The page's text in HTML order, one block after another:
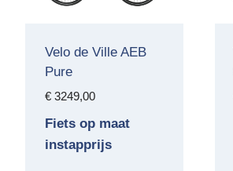
Velo de Ville AEB
Pure
€3249,00
Fiets op maat
instapprijs